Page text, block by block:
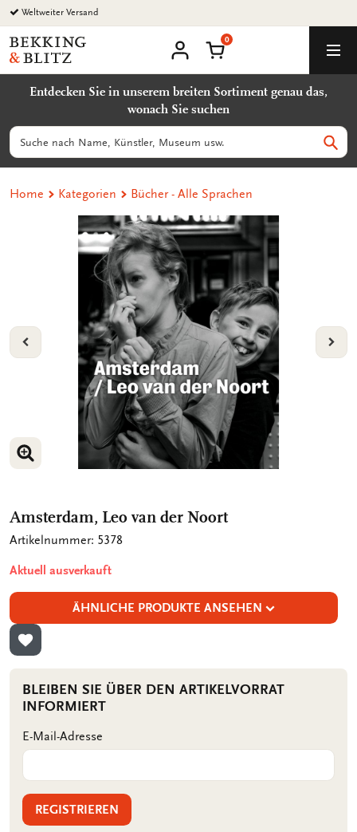
Zurück
zum
Inhalt
Weltweiter Versand
Bekking
&
Uitgevers
Warenkorb
0
Entdecken Sie in unserem breiten Sortiment genau das,
wonach Sie suchen
Suchen
Home Kategorien Bücher - Alle Sprachen
VORIGE
BILD VERGRÖSSERN
BILD VERGRÖSSERN
Amsterdam, Leo van der Noort
Artikelnummer: 5378
Aktuell ausverkauft
ÄHNLICHE PRODUKTE ANSEHEN
ZUR WUNSCHLISTE HINZUFÜGEN
BLEIBEN SIE ÜBER DEN ARTIKELVORRAT
INFORMIERT
E-Mail-Adresse
REGISTRIEREN